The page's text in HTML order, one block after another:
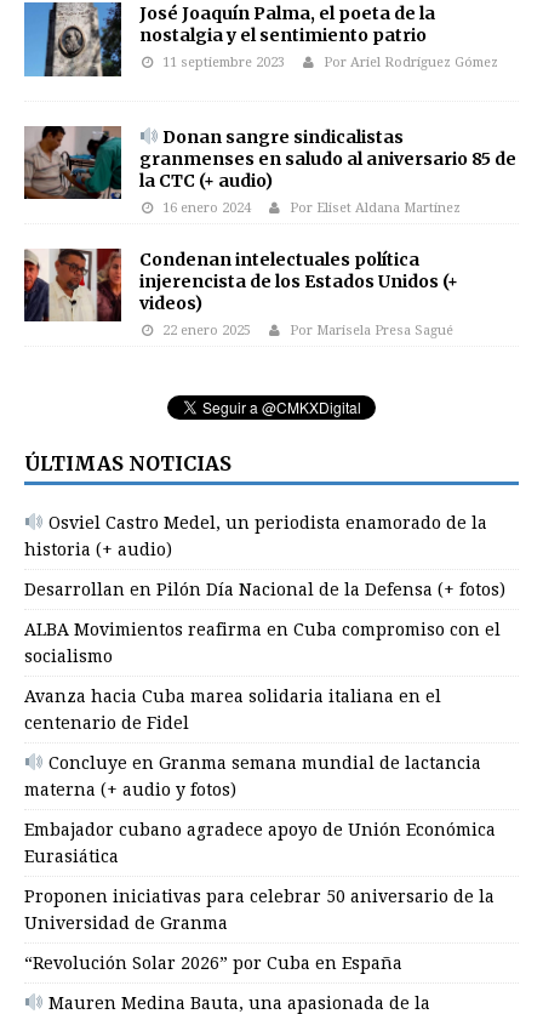
José Joaquín Palma, el poeta de la
nostalgia y el sentimiento patrio
11 septiembre 2023 Por Ariel Rodríguez Gómez
Donan sangre sindicalistas
granmenses en saludo al aniversario 85 de
la CTC (+ audio)
16 enero 2024 Por Eliset Aldana Martínez
Condenan intelectuales política
injerencista de los Estados Unidos (+
videos)
22 enero 2025 Por Marisela Presa Sagué
ÚLTIMAS NOTICIAS
Osviel Castro Medel, un periodista enamorado de la
historia (+ audio)
Desarrollan en Pilón Día Nacional de la Defensa (+ fotos)
ALBA Movimientos reafirma en Cuba compromiso con el
socialismo
Avanza hacia Cuba marea solidaria italiana en el
centenario de Fidel
Concluye en Granma semana mundial de lactancia
materna (+ audio y fotos)
Embajador cubano agradece apoyo de Unión Económica
Eurasiática
Proponen iniciativas para celebrar 50 aniversario de la
Universidad de Granma
“Revolución Solar 2026” por Cuba en España
Mauren Medina Bauta, una apasionada de la